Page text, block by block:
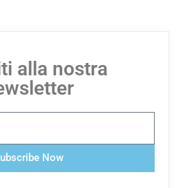
alla nostra
Now